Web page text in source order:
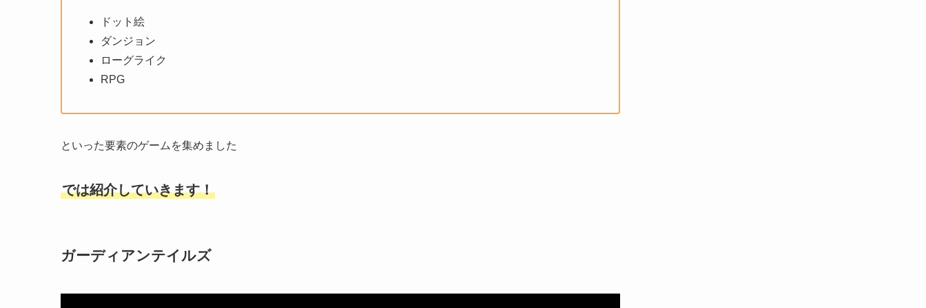
ドット絵
ダンジョン
ローグライク
RPG
といった要素のゲームを集めました
では紹介していきます！
ガーディアンテイルズ